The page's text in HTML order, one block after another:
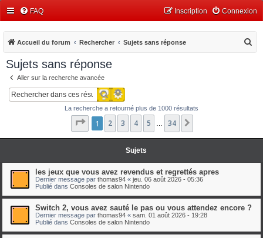
FAQ Connexion
Inscription
Accueil du forum Rechercher Sujets sans réponse
h
Sujets sans réponse
Aller sur la recherche avancée
Rechercher
Recherche avancée
La recherche a retourné plus de 1000 résultats
Page sur34
1 2 3 4 5 34
Sujets
les jeux que vous avez revendus et regrettés apres
Dernier message par thomas94 « jeu. 06 août 2026 - 05:36
Publié dans Consoles de salon Nintendo
Switch 2, vous avez sauté le pas ou vous attendez encore ?
Dernier message par thomas94 « sam. 01 août 2026 - 19:28
Publié dans Consoles de salon Nintendo